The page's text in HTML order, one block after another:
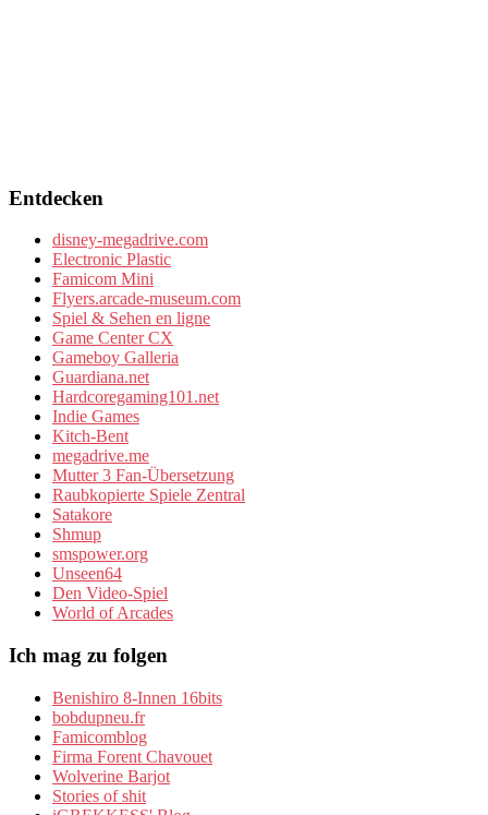
Entdecken
disney-megadrive.com
Electronic Plastic
Famicom Mini
Flyers.arcade-museum.com
Spiel & Sehen en ligne
Game Center CX
Gameboy Galleria
Guardiana.net
Hardcoregaming101.net
Indie Games
Kitch-Bent
megadrive.me
Mutter 3 Fan-Übersetzung
Raubkopierte Spiele Zentral
Satakore
Shmup
smspower.org
Unseen64
Den Video-Spiel
World of Arcades
Ich mag zu folgen
Benishiro 8-Innen 16bits
bobdupneu.fr
Famicomblog
Firma Forent Chavouet
Wolverine Barjot
Stories of shit